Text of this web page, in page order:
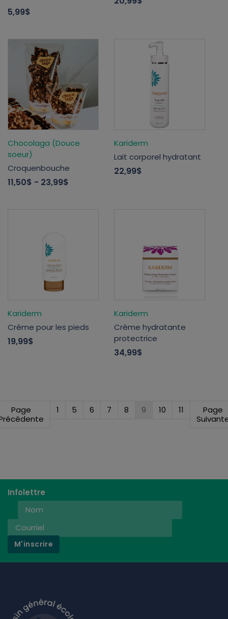
5,99$
Chocolaga (Douce
soeur)
Croquenbouche
11,50$ - 23,99$
Kariderm
Lait corporel hydratant
22,99$
Kariderm
Crème pour les pieds
19,99$
Kariderm
Crème hydratante
protectrice
34,99$
Page
1 5 6 7 8 9 10 11
Page
Infolettre
M'inscrire